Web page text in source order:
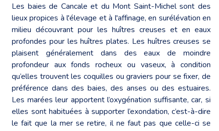
Les baies de Cancale et du Mont Saint-Michel sont des
lieux propices à l'élevage et à l'affinage, en surélévation en
milieu découvrant pour les huîtres creuses et en eaux
profondes pour les huîtres plates. Les huîtres creuses se
plaisent généralement dans des eaux de moindre
profondeur aux fonds rocheux ou vaseux, à condition
qu’elles trouvent les coquilles ou graviers pour se fixer, de
préférence dans des baies, des anses ou des estuaires.
Les marées leur apportent l’oxygénation suffisante, car, si
elles sont habituées à supporter l’exondation, c’est-à-dire
le fait que la mer se retire, il ne faut pas que celle-ci se